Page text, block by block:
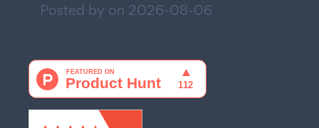
Posted by on 2026-08-06